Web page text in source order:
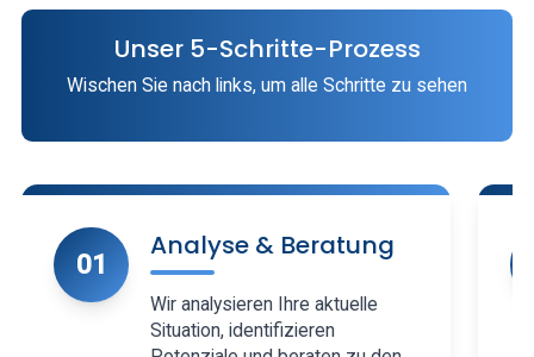
Unser 5-Schritte-Prozess
Wischen Sie nach links, um alle Schritte zu sehen
01
Analyse & Beratung
Wir analysieren Ihre aktuelle
Situation, identifizieren